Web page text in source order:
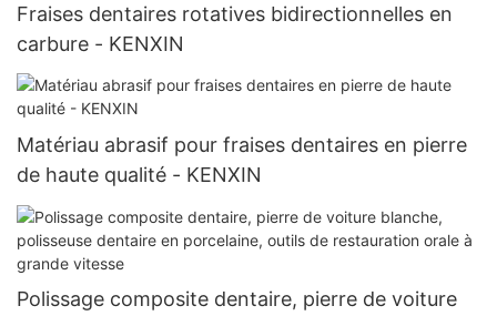
Fraises dentaires rotatives bidirectionnelles en
carbure - KENXIN
Matériau abrasif pour fraises dentaires en pierre
de haute qualité - KENXIN
Polissage composite dentaire, pierre de voiture